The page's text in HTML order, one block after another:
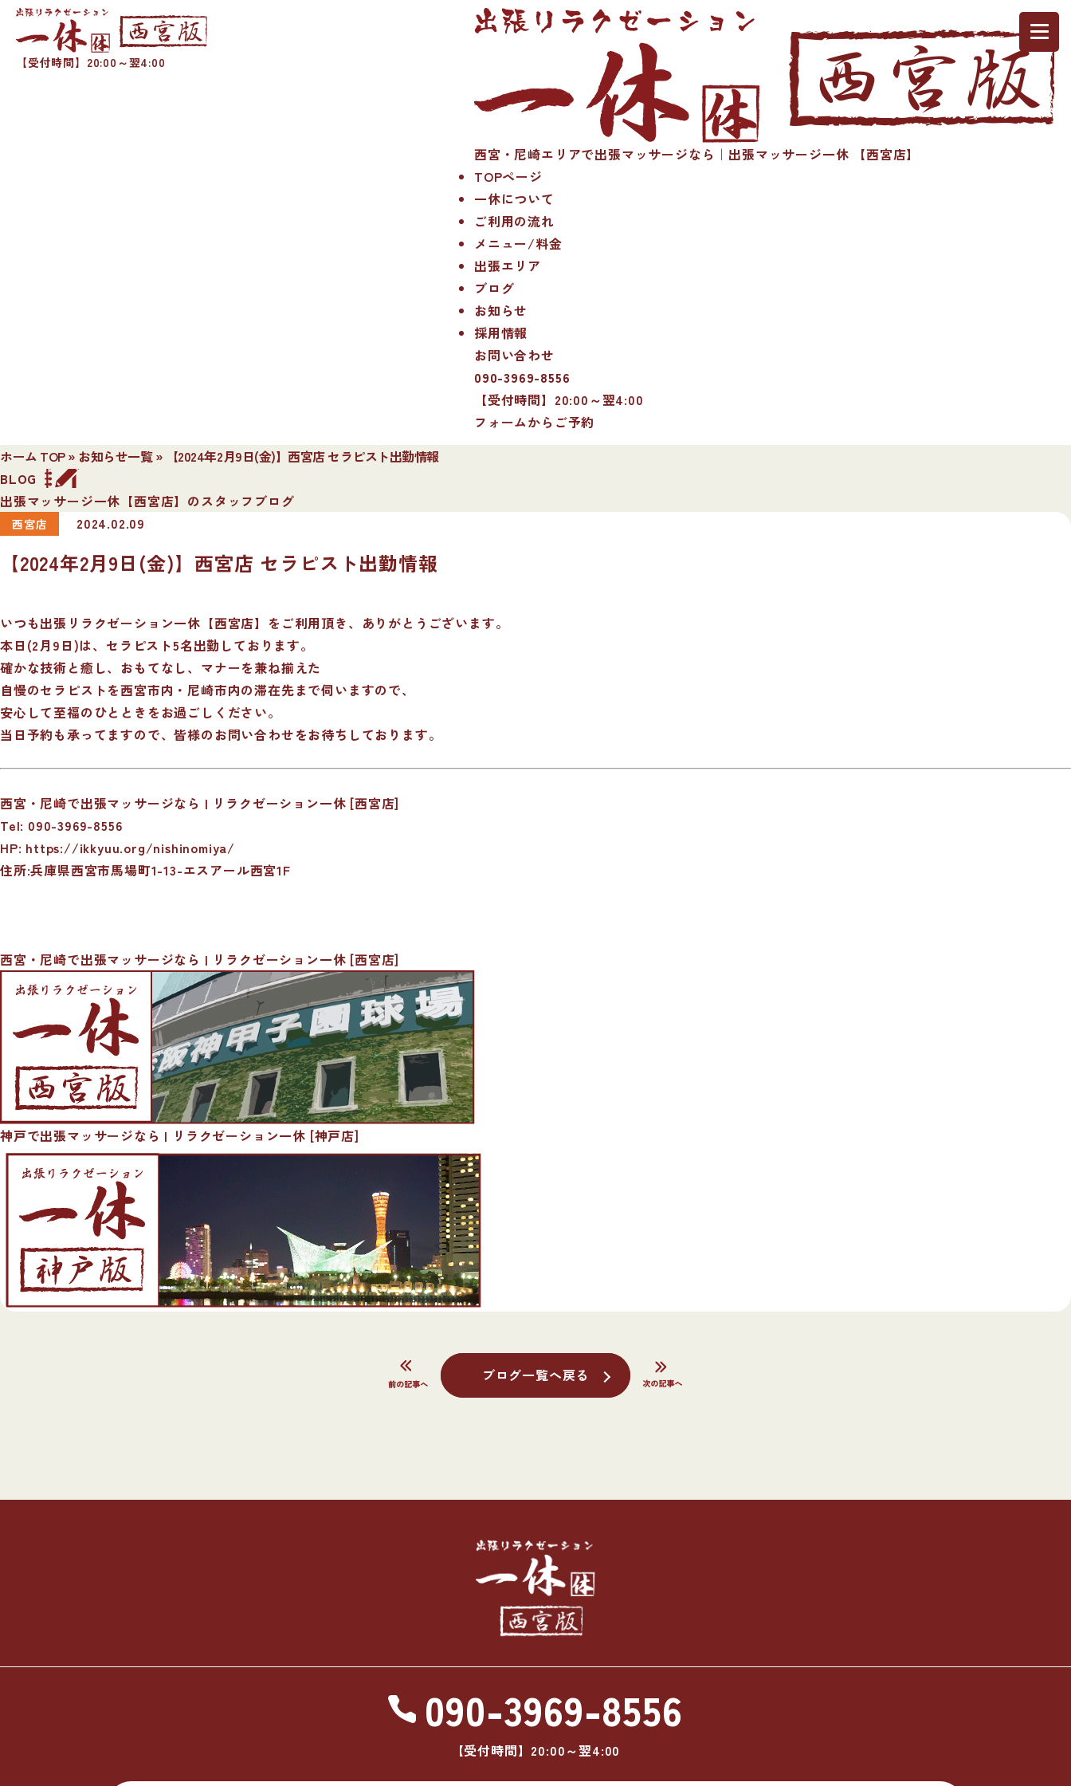
【受付時間】20:00～翌4:00
西宮・尼崎エリアで出張マッサージなら｜出張マッサージ一休 【西宮店】
TOPページ
一休について
ご利用の流れ
メニュー/料金
出張エリア
ブログ
お知らせ
採用情報
お問い合わせ
090-3969-8556
【受付時間】20:00～翌4:00
フォームからご予約
ホーム TOP» お知らせ一覧»
【2024年2月9日(金)】西宮店 セラピスト出勤情報
BLOG
出張マッサージ一休【西宮店】のスタッフブログ
西宮店 2024.02.09
【2024年2月9日(金)】西宮店 セラピスト出勤情報
いつも出張リラクゼーション一休【西宮店】をご利用頂き、ありがとうございます。
本日(2月9日)は、セラピスト5名出勤しております。
確かな技術と癒し、おもてなし、マナーを兼ね揃えた
自慢のセラピストを西宮市内・尼崎市内の滞在先まで伺いますので、
安心して至福のひとときをお過ごしください。
当日予約も承ってますので、皆様のお問い合わせをお待ちしております。
西宮・尼崎で出張マッサージなら | リラクゼーション一休 [西宮店]
Tel: 090-3969-8556
HP: https://ikkyuu.org/nishinomiya/
住所:兵庫県西宮市馬場町1-13-エスアール西宮1F
西宮・尼崎で出張マッサージなら | リラクゼーション一休 [西宮店]
神戸で出張マッサージなら | リラクゼーション一休 [神戸店]
ブログ一覧へ戻る
090-3969-8556
【受付時間】20:00～翌4:00